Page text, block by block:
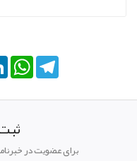
LinkedInWhatsApp
برای عضویت در